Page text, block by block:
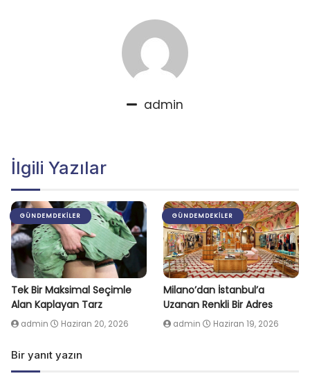
admin
İlgili Yazılar
GÜNDEMDEKILER
Tek Bir Maksimal Seçimle
Alan Kaplayan Tarz
admin Haziran 20, 2026
GÜNDEMDEKILER
Milano’dan İstanbul’a
Uzanan Renkli Bir Adres
admin Haziran 19, 2026
Bir yanıt yazın